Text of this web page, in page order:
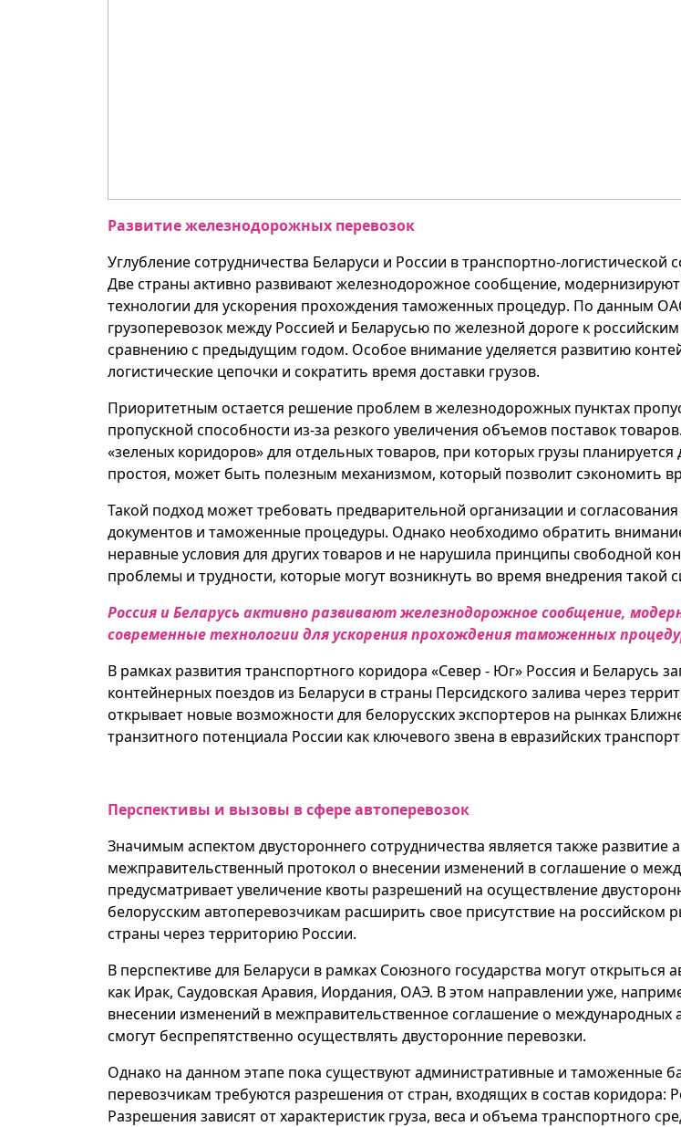
Развитие железнодорожных перевозок
Углубление сотрудничества Беларуси и России в транспортно-
Две страны активно развивают железнодорожное сообщение,
технологии для ускорения прохождения таможенных процедур. По данным
грузоперевозок между Россией и Беларусью по железной дороге к
сравнению с предыдущим годом. Особое внимание уделяется развитию
логистические цепочки и сократить время доставки грузов.
Приоритетным остается решение проблем в железнодорожных пунктах
пропускной способности из-за резкого увеличения объемов поставок
«зеленых коридоров» для отдельных товаров, при которых грузы
простоя, может быть полезным механизмом, который позволит сэкономить
Такой подход может требовать предварительной организации и
документов и таможенные процедуры. Однако необходимо обратить
неравные условия для других товаров и не нарушила принципы свободной
проблемы и трудности, которые могут возникнуть во время внедрения
Россия и Беларусь активно развивают железнодорожное сообщение,
современные технологии для ускорения прохождения таможенных
В рамках развития транспортного коридора «Север - Юг» Россия и Беларусь
контейнерных поездов из Беларуси в страны Персидского залива через
открывает новые возможности для белорусских экспортеров на рынках
транзитного потенциала России как ключевого звена в евразийских
Перспективы и вызовы в сфере автоперевозок
Значимым аспектом двустороннего сотрудничества является также
межправительственный протокол о внесении изменений в соглашение о
предусматривает увеличение квоты разрешений на осуществление
белорусским автоперевозчикам расширить свое присутствие на российском
страны через территорию России.
В перспективе для Беларуси в рамках Союзного государства могут
как Ирак, Саудовская Аравия, Иордания, ОАЭ. В этом направлении уже,
внесении изменений в межправительственное соглашение о
смогут беспрепятственно осуществлять двусторонние перевозки.
Однако на данном этапе пока существуют административные и таможенные
перевозчикам требуются разрешения от стран, входящих в состав коридора:
Разрешения зависят от характеристик груза, веса и объема транспортного